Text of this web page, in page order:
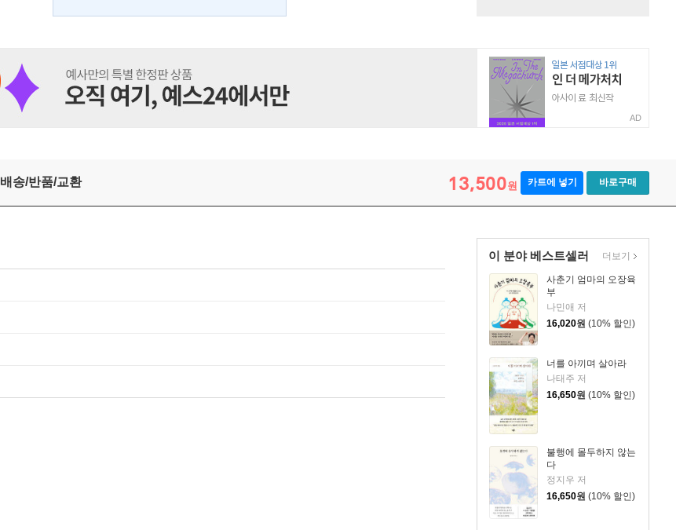
AD
배송/반품/교환 13,500원 카트에 넣기 바로구매
이 분야 베스트셀러
사춘기 엄마의 오장육
부
나민애 저
16,020원 (10% 할인)
너를 아끼며 살아라
나태주 저
16,650원 (10% 할인)
불행에 몰두하지 않는
다
정지우 저
16,650원 (10% 할인)
더보기